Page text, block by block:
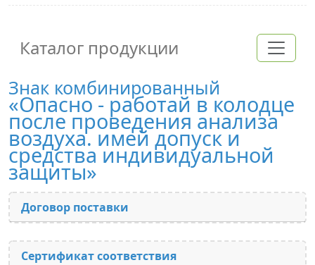
Каталог продукции
Знак комбинированный
«Опасно - работай в колодце
после проведения анализа
воздуха. имей допуск и
средства индивидуальной
защиты»
Договор поставки
Сертификат соответствия